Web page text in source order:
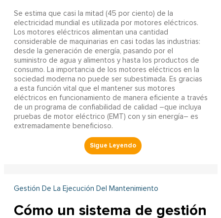
Se estima que casi la mitad (45 por ciento) de la
electricidad mundial es utilizada por motores eléctricos.
Los motores eléctricos alimentan una cantidad
considerable de maquinarias en casi todas las industrias:
desde la generación de energía, pasando por el
suministro de agua y alimentos y hasta los productos de
consumo. La importancia de los motores eléctricos en la
sociedad moderna no puede ser subestimada. Es gracias
a esta función vital que el mantener sus motores
eléctricos en funcionamiento de manera eficiente a través
de un programa de confiabilidad de calidad –que incluya
pruebas de motor eléctrico (EMT) con y sin energía– es
extremadamente beneficioso.
Gestión De La Ejecución Del Mantenimiento
Cómo un sistema de gestión